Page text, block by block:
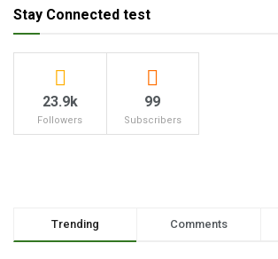
Stay Connected test
23.9k
Followers
99
Subscribers
Trending Comments